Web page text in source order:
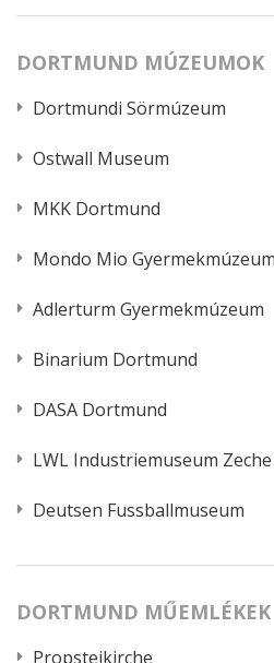
DORTMUND MÚZEUMOK
Dortmundi Sörmúzeum
Ostwall Museum
MKK Dortmund
Mondo Mio Gyermekmúzeum
Adlerturm Gyermekmúzeum
Binarium Dortmund
DASA Dortmund
LWL Industriemuseum
Deutsen Fussballmuseum
DORTMUND MŰEMLÉKEK
Propsteikirche